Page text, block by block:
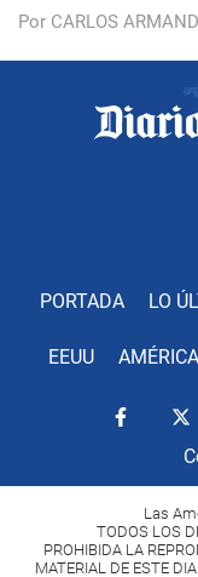
Por CARLOS
PORTADA LO
EEUU
Las
TODOS LOS
PROHIBIDA LA
MATERIAL DE ESTE